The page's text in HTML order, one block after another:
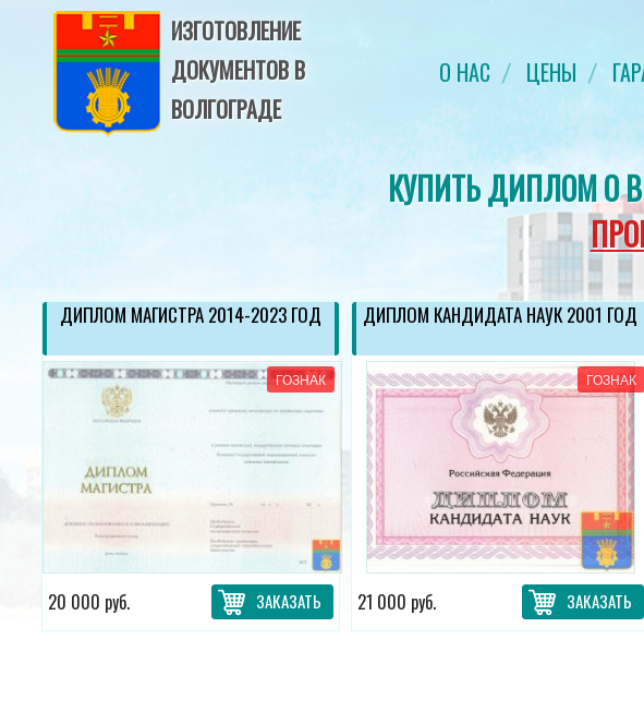
ИЗГОТОВЛЕНИЕ
ДОКУМЕНТОВ В
ВОЛГОГРАДЕ
О НАС ЦЕНЫ
КУПИТЬ ДИПЛОМ О
ДИПЛОМ МАГИСТРА 2014-2023 ГОД
ГОЗНАК
20 000 руб. ЗАКАЗАТЬ
ДИПЛОМ КАНДИДАТА НАУК 2001 ГОД
ГОЗНАК
21 000 руб. ЗАКАЗАТЬ